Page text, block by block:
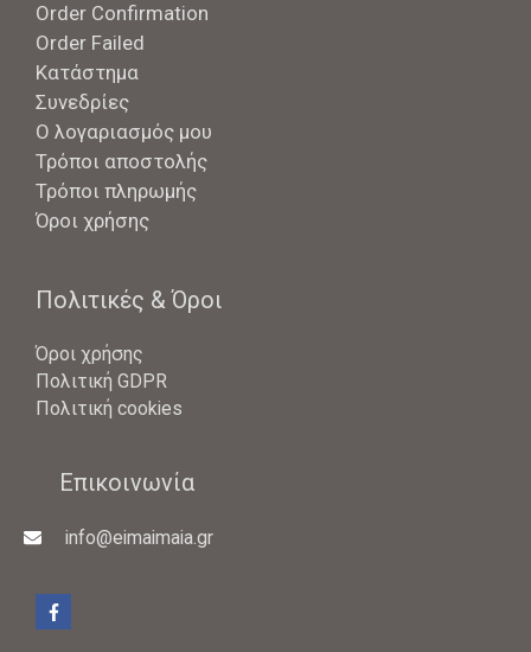
Order Confirmation
Order Failed
Κατάστημα
Συνεδρίες
Ο λογαριασμός μου
Τρόποι αποστολής
Τρόποι πληρωμής
Όροι χρήσης
Πολιτικές & Όροι
Όροι χρήσης
Πολιτική GDPR
Πολιτική cookies
Επικοινωνία
info@eimaimaia.gr